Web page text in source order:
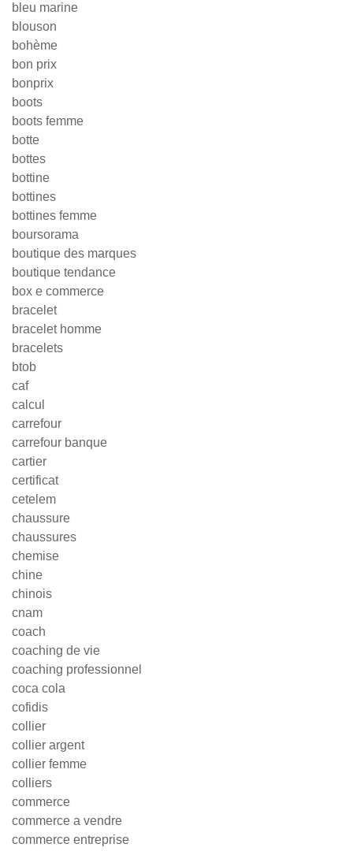
bleu marine
blouson
bohème
bon prix
bonprix
boots
boots femme
botte
bottes
bottine
bottines
bottines femme
boursorama
boutique des marques
boutique tendance
box e commerce
bracelet
bracelet homme
bracelets
btob
caf
calcul
carrefour
carrefour banque
cartier
certificat
cetelem
chaussure
chaussures
chemise
chine
chinois
cnam
coach
coaching de vie
coaching professionnel
coca cola
cofidis
collier
collier argent
collier femme
colliers
commerce
commerce a vendre
commerce entreprise